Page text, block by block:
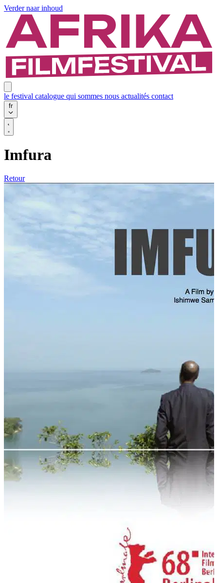
Verder naar inhoud
le festival catalogue qui sommes nous actualités contact
fr
Imfura
Retour